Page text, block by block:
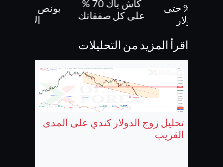
بونص 30% حتى
كاش باك 70 %
على كل صفقاتك
الايداع
اقرأ المزيد من التحليلات
تحليل زوج الدولار كندي على المدى
القريب